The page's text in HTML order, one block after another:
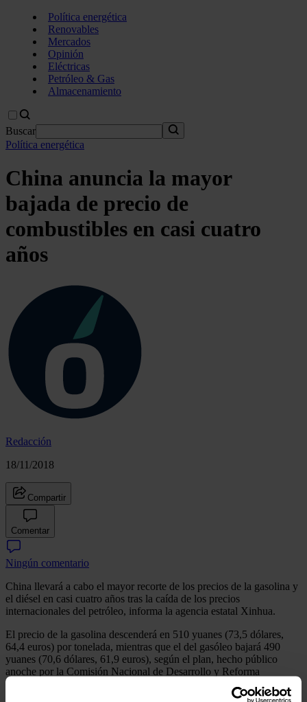
Política energética
Renovables
Mercados
Opinión
Eléctricas
Petróleo & Gas
Almacenamiento
Buscar
Política energética
China anuncia la mayor
bajada de precio de
combustibles en casi cuatro
años
Redacción
18/11/2018
Compartir
Comentar
Ningún comentario
China llevará a cabo el mayor recorte de los precios de la gasolina y
el diésel en casi cuatro años tras la caída de los precios
internacionales del petróleo, informa la agencia estatal Xinhua.
El precio de la gasolina descenderá en 510 yuanes (73,5 dólares,
64,4 euros) por tonelada, mientras que el del gasóleo bajará 490
yuanes (70,6 dólares, 61,9 euros), según el plan, hecho público
anoche por la Comisión Nacional de Desarrollo y Reforma
(CNDR), el principal órgano de planificación económica del país